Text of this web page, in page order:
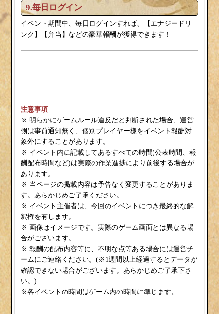
9.毎日ログイン
イベント期間中、毎日ログインすれば、【 エナジードリ
ンク 】【弁当 】などの豪華報酬が獲得できます！
注意事項
※ 明らかにゲームルール違反だと判断された場合、運営
側は事前通知無く、個別プレイヤー様をイベント報酬対
象外にすることがあります。
※ イベント内に記載してあるすべての時間(公表時間、報
酬配布時間など)は実際の作業進捗により前後する場合が
あります。
※ 当ページの掲載内容は予告なく変更することがありま
す。あらかじめご了承ください。
※ イベント主催者は、今回のイベントにつき最終的な解
釈権を有します。
※ 画像はイメージです。実際のゲーム画面とは異なる場
合がございます。
※ 報酬の配布内容等に、不明な点等ある場合には運営チ
ームにご連絡ください。(※1週間以上経過するとデータが
確認できない場合がございます。あらかじめご了承下さ
い。)
※各イベントの時間はゲーム内の時間に準じます。